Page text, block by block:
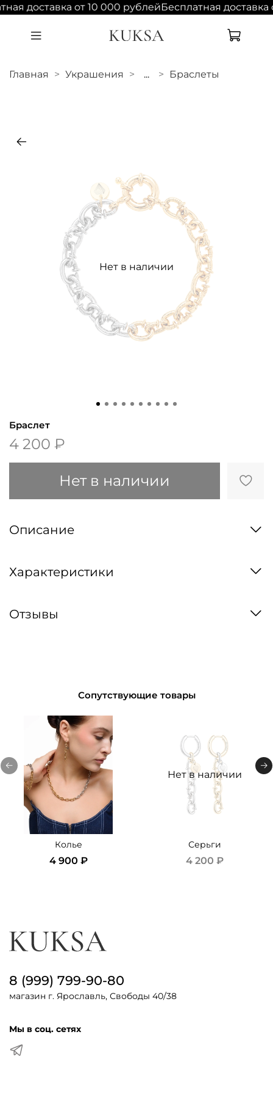
доставка от 10 000 рублейБесплатная доставка
Главная Украшения ... Браслеты
Нет в наличии
Браслет
4 200 ₽
Нет в наличии
Описание
Характеристики
Отзывы
Сопутствующие товары
Колье
4 900 ₽
Нет в наличии
Серьги
4 200 ₽
8 (999) 799-90-80
магазин г. Ярославль, Свободы 40/38
Мы в соц. сетях